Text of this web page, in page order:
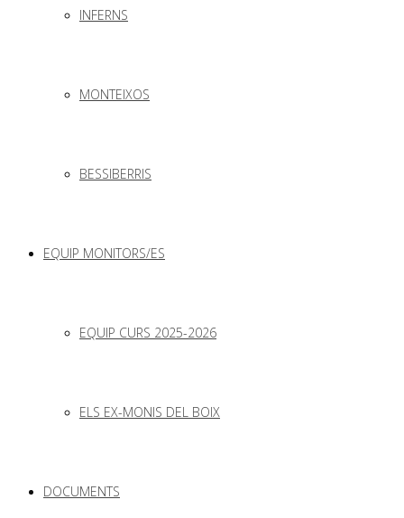
INFERNS
MONTEIXOS
BESSIBERRIS
EQUIP MONITORS/ES
EQUIP CURS 2025-2026
ELS EX-MONIS DEL BOIX
DOCUMENTS